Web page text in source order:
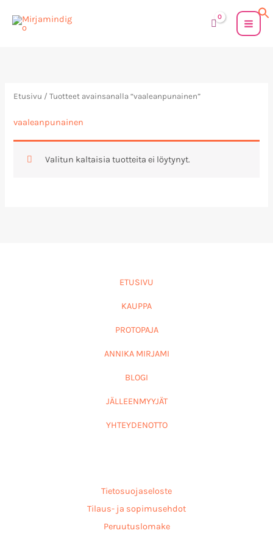
sisältöön
Etusivu / Tuotteet avainsanalla “vaaleanpunainen”
vaaleanpunainen
Valitun kaltaisia tuotteita ei löytynyt.
ETUSIVU
KAUPPA
PROTOPAJA
ANNIKA MIRJAMI
BLOGI
JÄLLEENMYYJÄT
YHTEYDENOTTO
Tietosuojaseloste
Tilaus- ja sopimusehdot
Peruutuslomake